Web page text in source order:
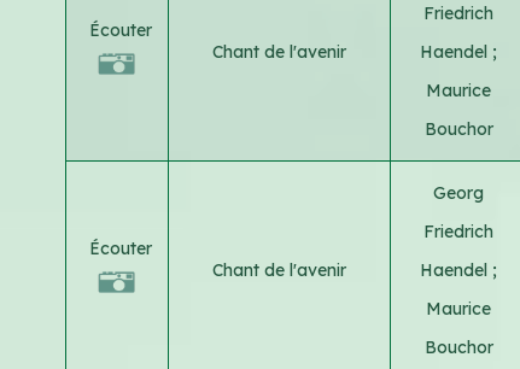
Écouter
Chant de l'avenir
Friedrich
Haendel ;
Maurice
Bouchor
Écouter
Chant de l'avenir
Georg
Friedrich
Haendel ;
Maurice
Bouchor